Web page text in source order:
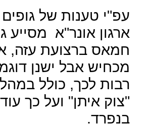
עפ"י טענות של גופים
ארגון אונר"א מסייע
חמאס ברצועת עזה,
מכחיש אבל ישנן
רבות לכך, כולל
"צוק איתן" ועל כך
בנפרד.